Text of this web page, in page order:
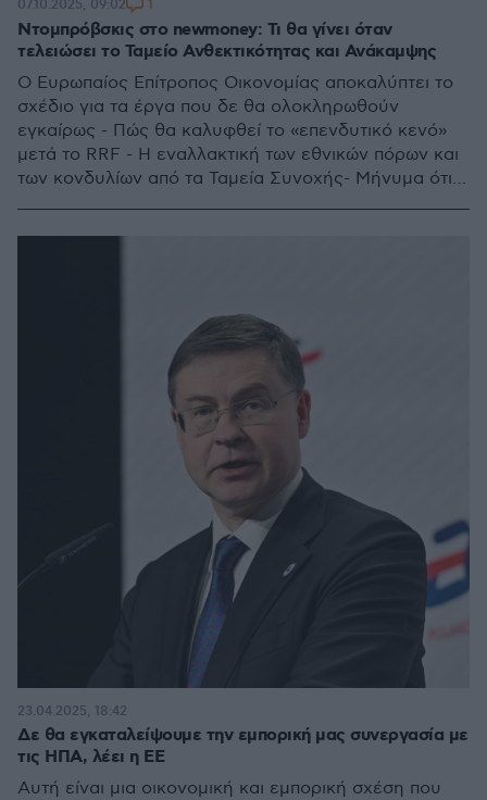
Ντομπρόβσκις στο newmoney: Τι θα γίνει όταν
τελειώσει το Ταμείο Ανθεκτικότητας και Ανάκαμψης
Ο Ευρωπαίος Επίτροπος Οικονομίας αποκαλύπτει το
σχέδιο για τα έργα που δε θα ολοκληρωθούν
εγκαίρως - Πώς θα καλυφθεί το «επενδυτικό κενό»
μετά το RRF - H εναλλακτική των εθνικών πόρων και
των κονδυλίων από τα Ταμεία Συνοχής- Μήνυμα ότι
07.10.2025, 09:02 1
Δε θα εγκαταλείψουμε την εμπορική μας συνεργασία με
τις ΗΠΑ, λέει η ΕΕ
Αυτή είναι μια οικονομική και εμπορική σχέση που
23.04.2025, 18:42